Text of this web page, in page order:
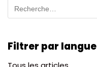
Filtrer par langue